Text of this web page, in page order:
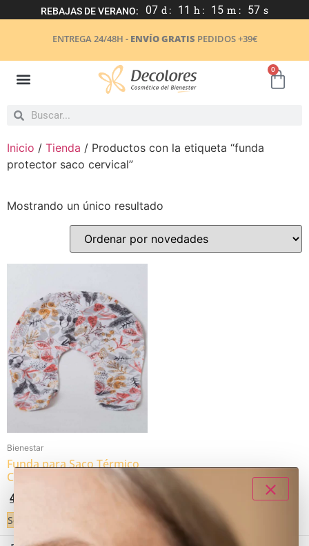
REBAJAS DE VERANO: 07 d : 11 h : 15 m : 57 s
ENTREGA 24/48H - ENVÍO GRATIS PEDIDOS +39€
0
Inicio / Tienda / Productos con la etiqueta “funda
protector saco cervical”
Mostrando un único resultado
Bienestar
Funda para Saco Térmico
Cervical
4,95
Seleccionar opciones